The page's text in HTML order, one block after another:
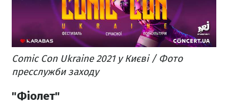
Comic Con Ukraine 2021 у Києві / Фото
пресслужби заходу
"Фіолет"